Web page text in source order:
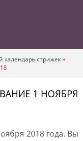
календарь стрижек»
1 НОЯБРЯ
2018 года. Вы